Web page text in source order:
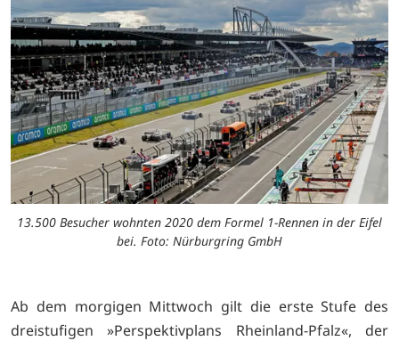
13.500 Besucher wohnten 2020 dem Formel 1-Rennen in der Eifel
bei. Foto: Nürburgring GmbH
Ab dem morgigen Mittwoch gilt die erste Stufe des
dreistufigen »Perspektivplans Rheinland-Pfalz«, der